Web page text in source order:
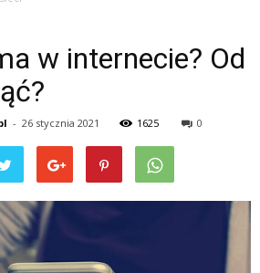
w internecie? Od
- 26 stycznia 2021 1625 0